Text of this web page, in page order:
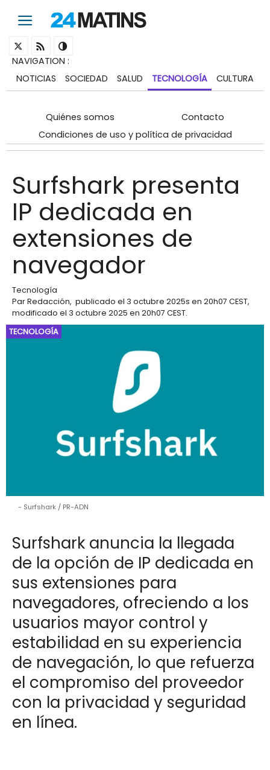
NAVIGATION :
NOTICIAS
SOCIEDAD SALUD TECNOLOGÍA CULTURA
Quiénes somos
Contacto
Condiciones de uso y política de privacidad
Surfshark presenta
IP dedicada en
extensiones de
navegador
Tecnología
ParRedacción, publicado el 3 octubre 2025s en 20h07 CEST,
modificado el 3 octubre 2025 en 20h07 CEST.
TECNOLOGÍA
Surfshark / PR-ADN
Surfshark anuncia la llegada
de la opción de IP dedicada en
sus extensiones para
navegadores, ofreciendo a los
usuarios mayor control y
estabilidad en su experiencia
de navegación, lo que refuerza
el compromiso del proveedor
con la privacidad y seguridad
en línea.